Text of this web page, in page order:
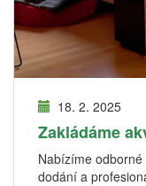
18. 2. 2025
Zakládáme
Nabízíme
dodání a